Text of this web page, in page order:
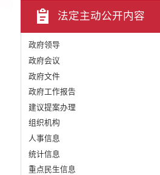
法定主动公开内容
政府领导
政府会议
政府文件
政府工作报告
建议提案办理
组织机构
人事信息
统计信息
重点民生信息